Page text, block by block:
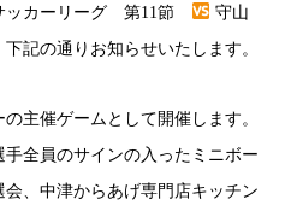
ッカーリーグ 第11節
守山
記の通りお知らせいたします。
主催ゲームとして開催します。
全員のサインの入ったミニボー
、中津からあげ専門店キッチン